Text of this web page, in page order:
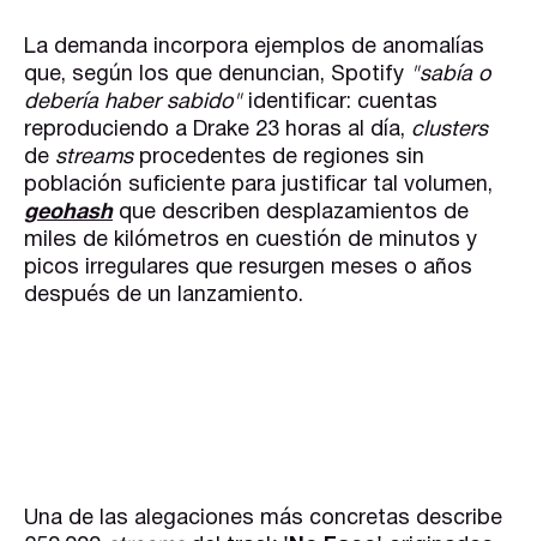
La demanda incorpora ejemplos de anomalías
que, según los que denuncian, Spotify "sabía o
debería haber sabido"identificar: cuentas
reproduciendo a Drake 23 horas al día, clusters
de streamsprocedentes de regiones sin
población suficiente para justificar tal volumen,
geohashque describen desplazamientos de
miles de kilómetros en cuestión de minutos y
picos irregulares que resurgen meses o años
después de un lanzamiento.
Una de las alegaciones más concretas describe